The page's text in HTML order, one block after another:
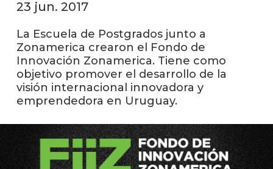
23 jun. 2017
La Escuela de Postgrados junto a
Zonamerica crearon el Fondo de
Innovación Zonamerica. Tiene como
objetivo promover el desarrollo de la
visión internacional innovadora y
emprendedora en Uruguay.